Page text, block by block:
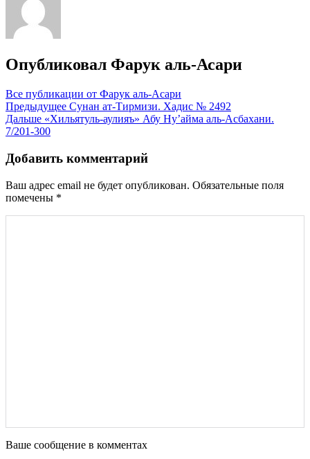
Опубликовал Фарук аль-Асари
Все публикации от Фарук аль-Асари
Навигация
по
Предыдущее Сунан ат-Тирмизи. Хадис № 2492
Дальше «Хильятуль-аулияъ» Абу Ну’айма аль-Асбахани.
7/201-300
Добавить комментарий
Ваш адрес email не будет опубликован. Обязательные поля
помечены *
Ваше сообщение в комментах